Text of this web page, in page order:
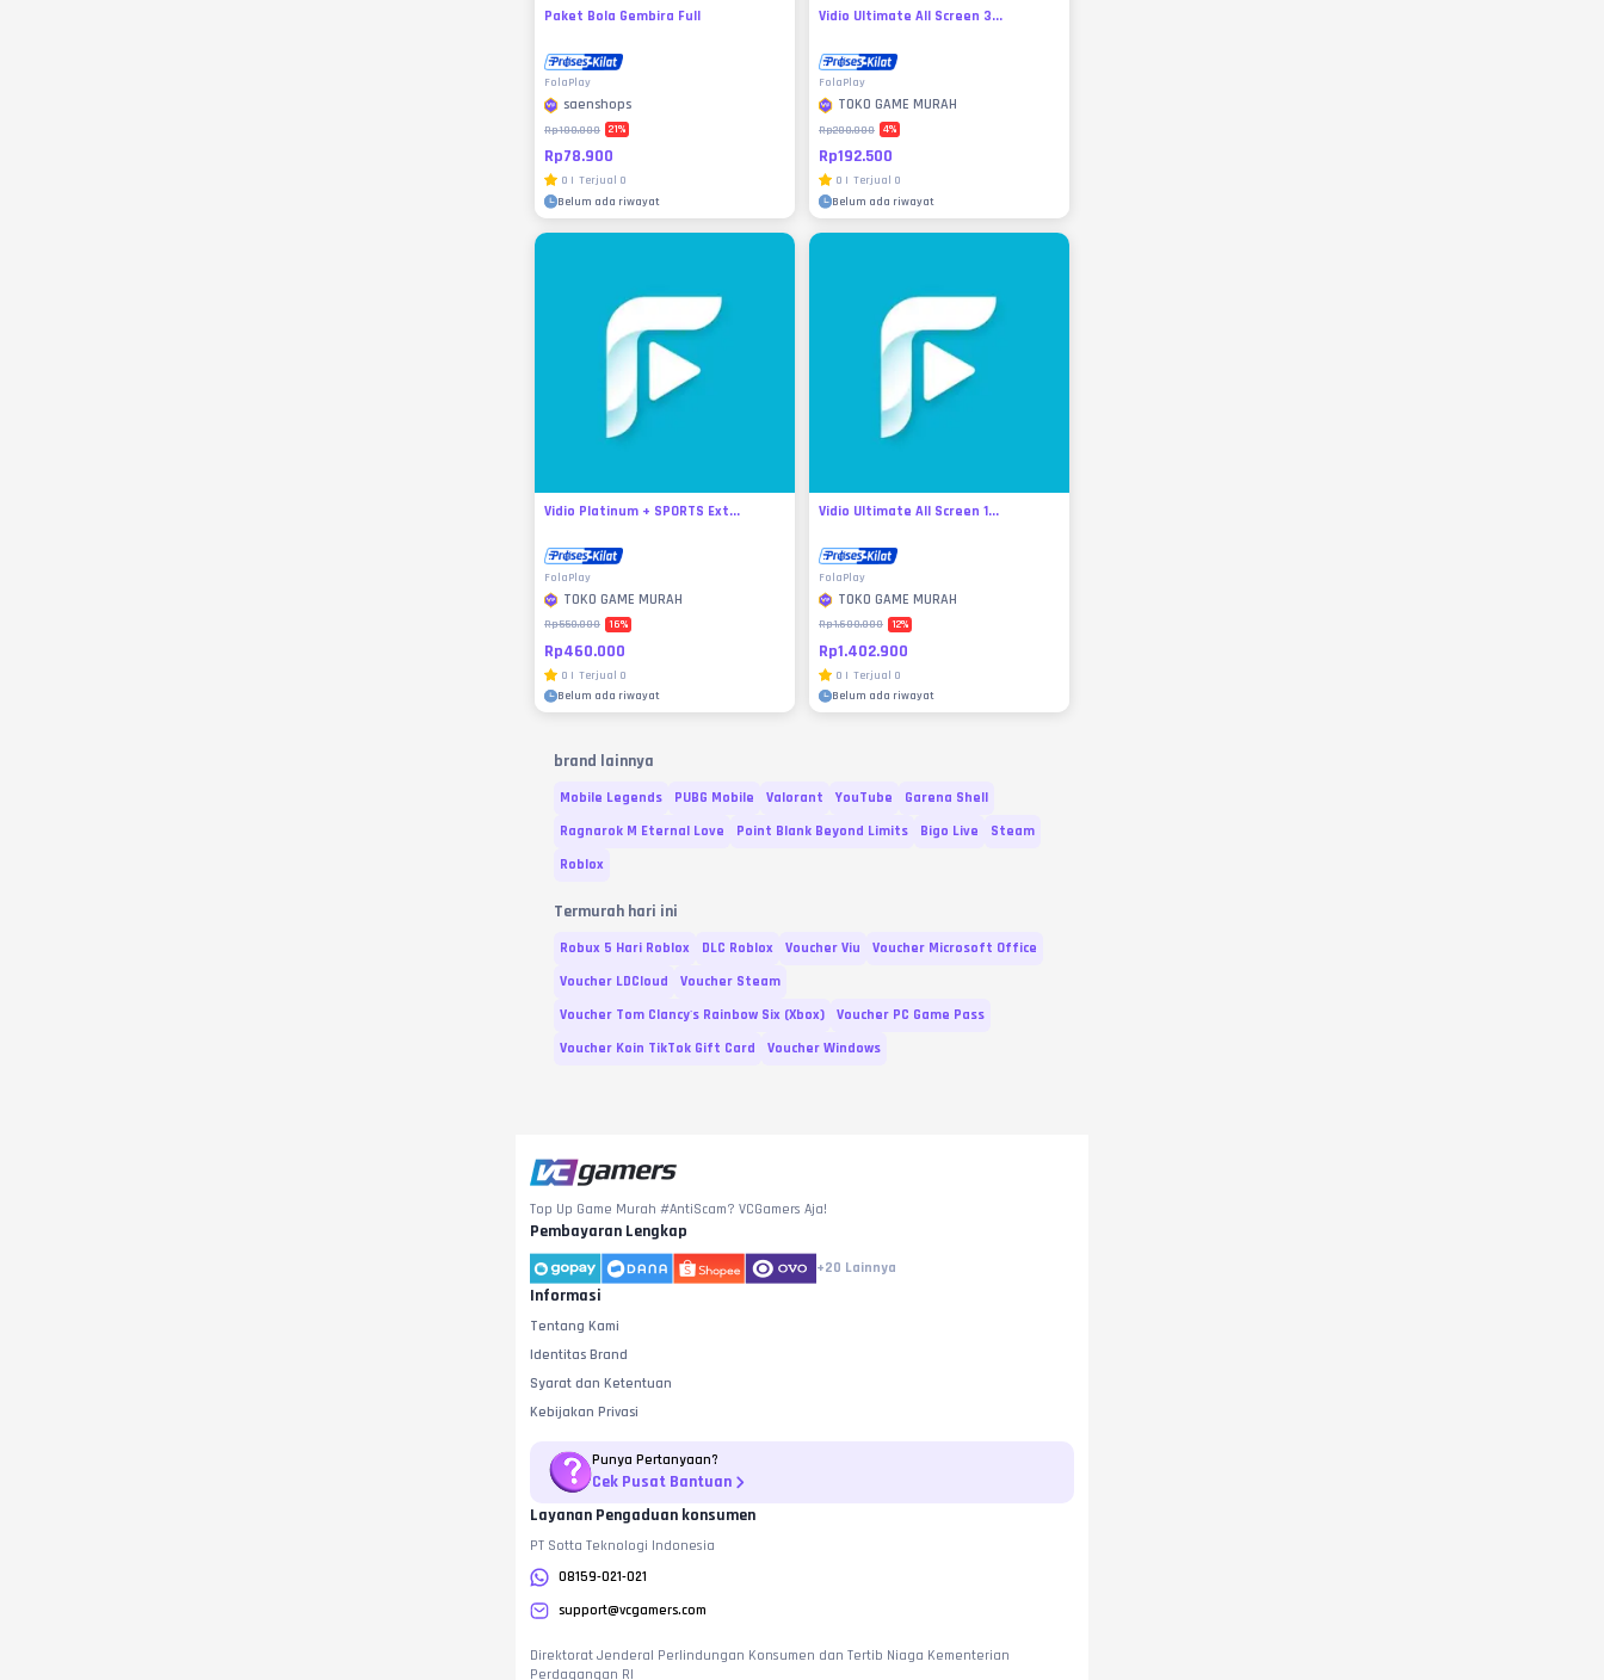
Paket Bola Gembira Full
FolaPlay
saenshops
Rp100.000 21%
Rp78.900
0 | Terjual 0
Belum ada riwayat
Vidio Ultimate All Screen 3...
FolaPlay
TOKO GAME MURAH
Rp200.000 4%
Rp192.500
0 | Terjual 0
Belum ada riwayat
Vidio Platinum + SPORTS Ext...
FolaPlay
TOKO GAME MURAH
Rp550.000 16%
Rp460.000
0 | Terjual 0
Belum ada riwayat
Vidio Ultimate All Screen 1...
FolaPlay
TOKO GAME MURAH
Rp1.600.000 12%
Rp1.402.900
0 | Terjual 0
Belum ada riwayat
brand lainnya
Mobile Legends PUBG Mobile Valorant YouTube
Garena Shell
Ragnarok M Eternal Love
Point Blank Beyond Limits Bigo Live
Steam
Roblox
Termurah hari ini
Robux 5 Hari Roblox DLC Roblox Voucher Viu
Voucher Microsoft Office
Voucher LDCloud
Voucher Steam
Voucher Tom Clancy's Rainbow Six (Xbox)
Voucher PC Game Pass
Voucher Koin TikTok Gift Card
Voucher Windows
Top Up Game Murah #AntiScam? VCGamers Aja!
Pembayaran Lengkap
+20 Lainnya
Informasi
Tentang Kami
Identitas Brand
Syarat dan Ketentuan
Kebijakan Privasi
Punya Pertanyaan?
Cek Pusat Bantuan
Layanan Pengaduan konsumen
PT Sotta Teknologi Indonesia
08159-021-021
support@vcgamers.com
Direktorat Jenderal Perlindungan Konsumen dan Tertib Niaga Kementerian
Perdagangan RI